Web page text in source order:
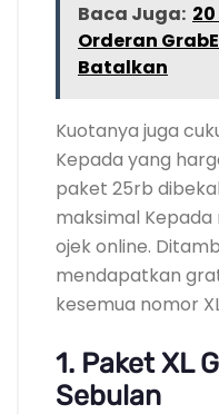
Baca Juga:
Orderan
Batalkan
Kuotanya juga
Kepada yang
paket 25rb
maksimal
ojek online.
mendapatkan
kesemua nomor
1. Paket XL
Sebulan